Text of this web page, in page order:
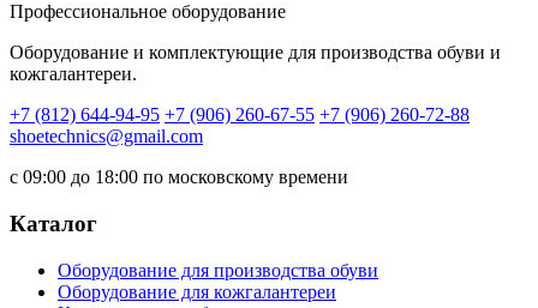
Профессиональное оборудование
Оборудование и комплектующие для производства обуви и
кожгалантереи.
+7 (812) 644-94-95 +7 (906) 260-67-55 +7 (906) 260-72-88
shoetechnics@gmail.com
с 09:00 до 18:00 по московскому времени
Каталог
Оборудование для производства обуви
Оборудование для кожгалантереи